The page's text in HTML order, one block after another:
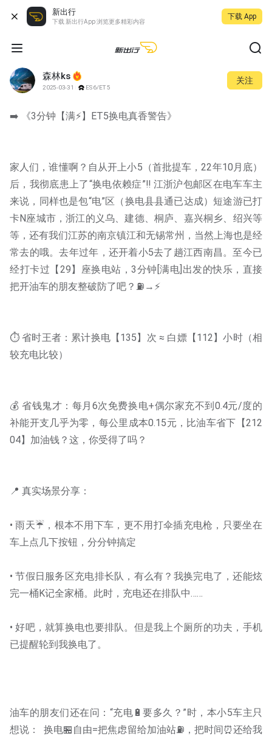
新出行
下载 新出行App 浏览更多精彩内容
下载 App
森林ks
2025-03-31 ES6/ET5
关注
➡️ 《3分钟【满⚡】ET5换电真香警告》
家人们，谁懂啊？自从开上小5（首批提车，22年10月底）
后，我彻底患上了“换电依赖症”‼️ 江浙沪包邮区在电车车主
来说，同样也是包“电”区（换电县县通已达成）短途游已打
卡N座城市，浙江的义乌、建德、桐庐、嘉兴桐乡、绍兴等
等，还有我们江苏的南京镇江和无锡常州，当然上海也是经
常去的哦。去年过年，还开着小5去了趟江西南昌。至今已
经打卡过【29】座换电站，3分钟[满电]出发的快乐，直接
把开油车的朋友整破防了吧？⛽→⚡
⏱️ 省时王者：累计换电【135】次 ≈ 白嫖【112】小时（相
较充电比较）
💰 省钱鬼才：每月6次免费换电+偶尔家充不到0.4元/度的
补能开支几乎为零，每公里成本0.15元，比油车省下【212
04】加油钱？这，你受得了吗？
• 雨天☔️，根本不用下车，更不用打伞插充电枪，只要坐在
• 节假日服务区充电排长队，有么有？我换完电了，还能炫
• 好吧，就算换电也要排队。但是我上个厕所的功夫，手机
油车的朋友们还在问：“充电🔋要多久？”时，本小5车主只
想说：  换电🏪自由=把焦虑留给加油站⛽，把时间⏰还给我